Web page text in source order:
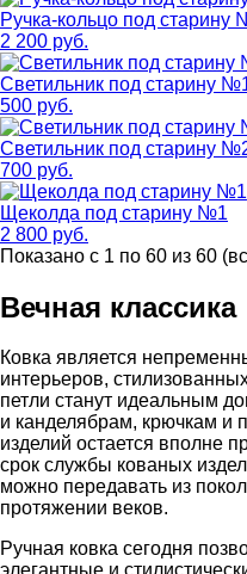
Ручка-кольцо под старину
2 200 руб.
Светильник под старину
500 руб.
Светильник под старину
700 руб.
Щеколда под старину №1
2 800 руб.
Показано с 1 по 60 из 60
Вечная классика
Ковка является
интерьеров,
петли станут идеальным
и канделябрам, крючкам и
изделий остается вполне
срок службы кованых
можно передавать из
протяжении веков.
Ручная ковка сегодня
элегантные и